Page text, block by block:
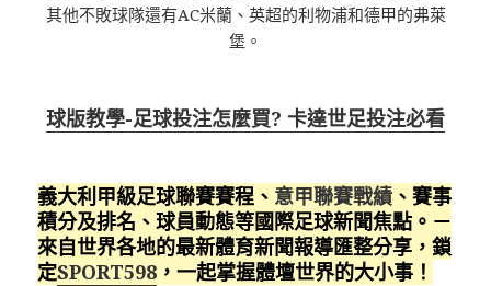
其他不敗球隊還有AC米蘭、英超的利物浦和德甲的弗萊
堡。
球版教學-足球投注怎麼買? 卡達世足投注必看
義大利甲級足球聯賽賽程、 意甲聯賽戰績 、賽事
積分及排名、球員動態等國際足球新聞焦點。－
來自世界各地的最新體育新聞報導匯整分享，鎖
定SPORT598 ，一起掌握體壇世界的大小事！